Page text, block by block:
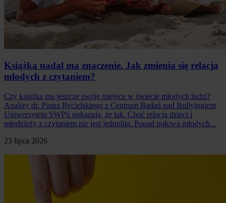
Książka nadal ma znaczenie. Jak zmienia się relacja
młodych z czytaniem?
Czy książka ma jeszcze swoje miejsce w świecie młodych ludzi?
Analizy dr. Piotra Rycielskiego z Centrum Badań nad Bullyingiem
Uniwersytetu SWPS pokazują, że tak. Choć relacja dzieci i
młodzieży z czytaniem nie jest jednolita. Ponad połowa młodych...
23 lipca 2026